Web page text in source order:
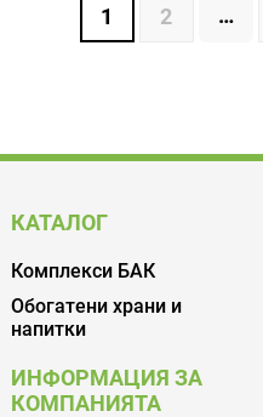
1 2 …
КАТАЛОГ
Комплекси БАК
Обогатени храни и
напитки
ИНФОРМАЦИЯ ЗА
КОМПАНИЯТА